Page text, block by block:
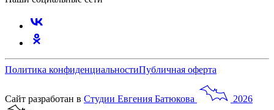
Политика конфиденциальностиПубличная оферта
Сайт разработан в Студии Евгения Батюкова
2026